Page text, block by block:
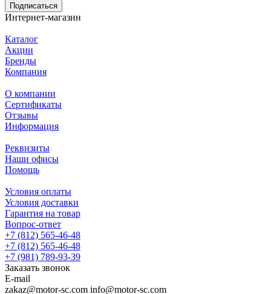
Подписаться
Интернет-магазин
Каталог
Акции
Бренды
Компания
О компании
Сертификаты
Отзывы
Информация
Реквизиты
Наши офисы
Помощь
Условия оплаты
Условия доставки
Гарантия на товар
Вопрос-ответ
+7 (812) 565-46-48
+7 (812) 565-46-48
+7 (981) 789-93-39
Заказать звонок
E-mail
zakaz@motor-sc.com info@motor-sc.com